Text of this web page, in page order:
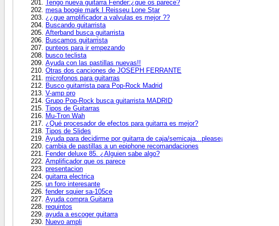
Tengo nueva guitarra Fender:¿que os parece?
mesa boogie mark I Reisseu Lone Star
¿¿que amplificador a valvulas es mejor ??
Buscando guitarrista
Afterband busca guitarrista
Buscamos guitarrista
punteos para ir empezando
busco teclista
Ayuda con las pastillas nuevas!!
Otras dos canciones de JOSEPH FERRANTE
microfonos para guitarras
Busco guitarrista para Pop-Rock Madrid
V-amp pro
Grupo Pop-Rock busca guitarrista MADRID
Tipos de Guitarras
Mu-Tron Wah
¿Qué procesador de efectos para guitarra es mejor?
Tipos de Slides
Ayuda para decidirme por guitarra de caja/semicaja...please¡
cambia de pastillas a un epiphone recomandaciones
Fender deluxe 85. ¿Alguien sabe algo?
Amplificador que os parece
presentacion
guitarra electrica
un foro interesante
fender squier sa-105ce
Ayuda compra Guitarra
requintos
ayuda a escoger guitarra
Nuevo ampli